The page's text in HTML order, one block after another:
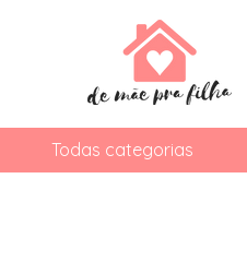
Todas categorias